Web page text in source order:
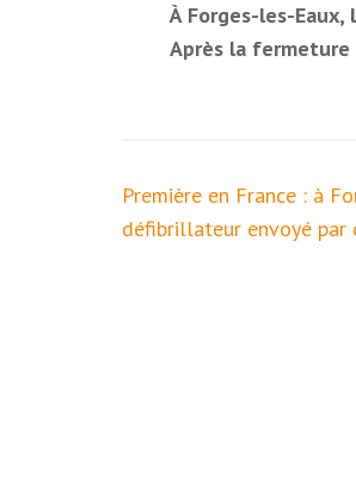
À Forges-les-Eaux,
Après la fermeture
Navigation
de
Première en France : à
défibrillateur envoyé par